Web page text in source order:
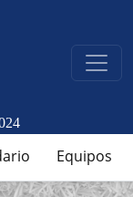
Equipos